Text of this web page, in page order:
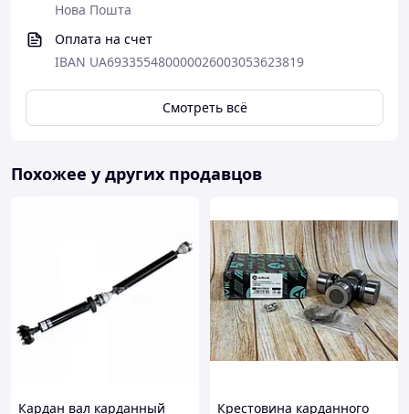
Нова Пошта
Оплата на счет
IBAN UA693355480000026003053623819
Смотреть всё
Похожее у других продавцов
Кардан вал карданный Крестовина карданного